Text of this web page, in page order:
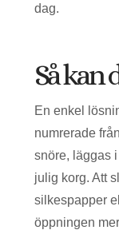
dag.
Så kan
En enkel
numrerade
snöre, läggas
julig korg. Att
silkespapper
öppningen